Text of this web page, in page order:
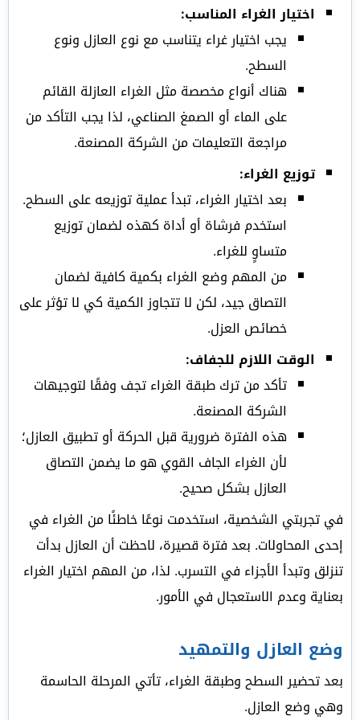
اختيار الغراء المناسب:
يجب اختيار غراء يتناسب مع نوع العازل ونوع
السطح.
هناك أنواع مخصصة مثل الغراء العازلة القائم
على الماء أو الصمغ الصناعي، لذا يجب التأكد من
مراجعة التعليمات من الشركة المصنعة.
توزيع الغراء:
بعد اختيار الغراء، تبدأ عملية توزيعه على السطح.
استخدم فرشاة أو أداة كهذه لضمان توزيع
متساوٍ للغراء.
من المهم وضع الغراء بكمية كافية لضمان
التصاق جيد، لكن لا تتجاوز الكمية كي لا تؤثر على
خصائص العزل.
الوقت اللازم للجفاف:
تأكد من ترك طبقة الغراء تجف وفقًا لتوجيهات
الشركة المصنعة.
هذه الفترة ضرورية قبل الحركة أو تطبيق العازل؛
لأن الغراء الجاف القوي هو ما يضمن التصاق
العازل بشكل صحيح.
في تجربتي الشخصية، استخدمت نوعًا خاطئًا من الغراء في
إحدى المحاولات. بعد فترة قصيرة، لاحظت أن العازل بدأت
تنزلق وتبدأ الأجزاء في التسرب. لذا، من المهم اختيار الغراء
بعناية وعدم الاستعجال في الأمور.
وضع العازل والتمهيد
بعد تحضير السطح وطبقة الغراء، تأتي المرحلة الحاسمة
وهي وضع العازل.